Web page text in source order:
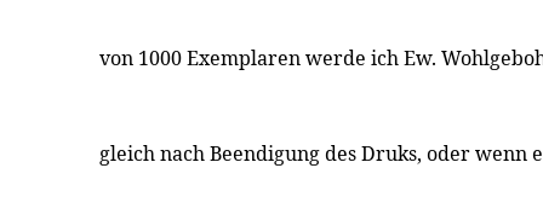
von 1000 Exemplaren werde ich Ew.
gleich nach Beendigung des Druks, oder wenn